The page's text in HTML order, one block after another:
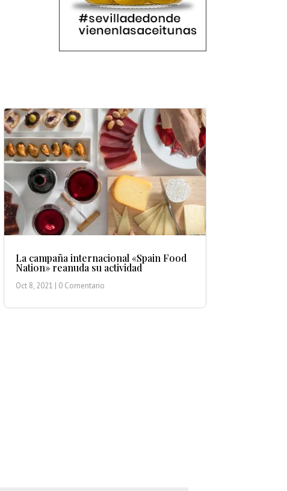
La campaña internacional «Spain Food
Nation» reanuda su actividad
Oct 8, 2021 | 0 Comentario